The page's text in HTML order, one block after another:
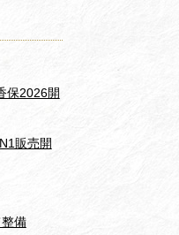
保2026開
販売開
備